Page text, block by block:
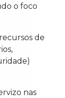
o foco
de
nas